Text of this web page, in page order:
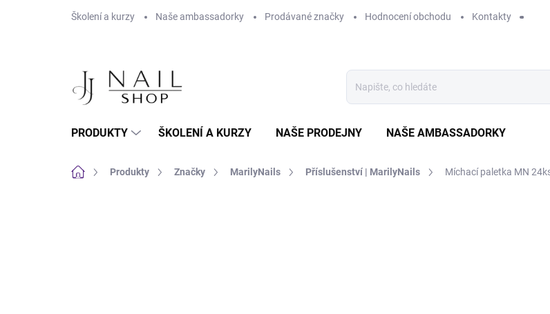
Školení a kurzy
Naše ambassadorky Prodávané značky Hodnocení obchodu Kontakty
PRODUKTY ŠKOLENÍ A KURZY NAŠE PRODEJNY NAŠE AMBASSADORKY
Domů Produkty Značky MarilyNails Příslušenství | MarilyNails Míchací paletka MN